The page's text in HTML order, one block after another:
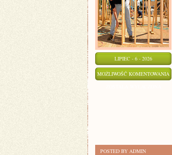
LIPIEC - 6 - 2026
MOŻLIWOŚĆ KOMENTOWANIA
POSTED BY ADMIN